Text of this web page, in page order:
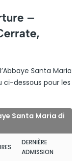
–
Santa Maria
ci-dessous pour les
Santa Maria di
DERNIÈRE
ADMISSION